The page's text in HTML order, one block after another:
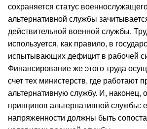
сохраняется статус
альтернативной службы
действительной военной службы.
используется, как правило, в
испытывающих дефицит в рабочей
Финансирование же этого труда
счет тех министерств, где работают
альтернативную службу. И, наконец,
принципов альтернативной службы:
напряженности должны быть